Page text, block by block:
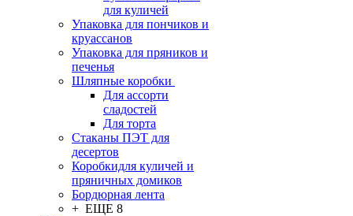
для куличей
Упаковка для пончиков и
круассанов
Упаковка для пряников и
печенья
Шляпные коробки
Для ассорти
сладостей
Для торта
Стаканы ПЭТ для
десертов
Коробкидля куличей и
пряничных домиков
Бордюрная лента
+ ЕЩЕ 8